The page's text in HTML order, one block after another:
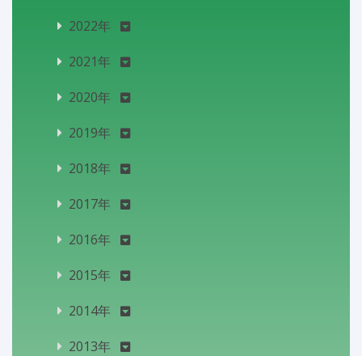
2022年
2021年
2020年
2019年
2018年
2017年
2016年
2015年
2014年
2013年